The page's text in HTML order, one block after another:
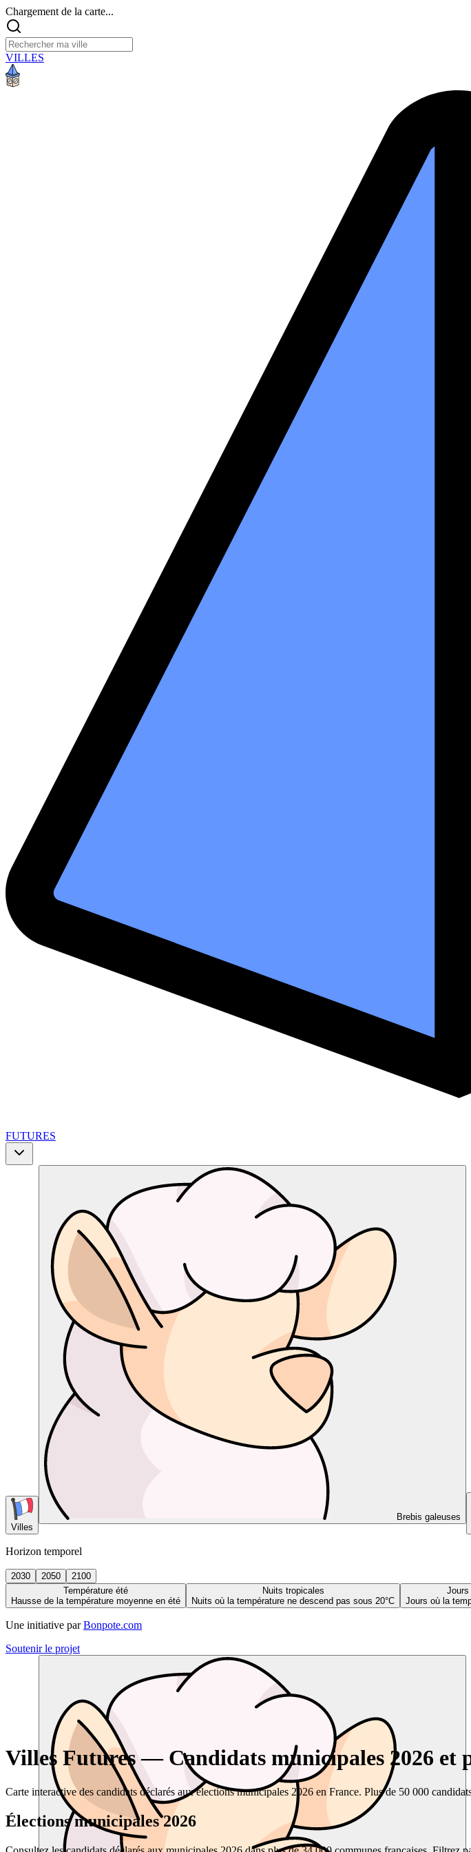
Chargement de la carte...
VILLES
FUTURES
Villes
Brebis galeuses
Horizon temporel
2030 2050
2100
Température été
Hausse de la température moyenne en été
Nuits tropicales
Nuits où la température ne descend pas sous 20°C
Jours
Jours où la
Une initiative par Bonpote.com
Soutenir le projet
Villes Futures — Candidats municipales 2026 et
Carte interactive des candidats déclarés aux élections municipales 2026 en France. Plus de 50 000
Élections municipales 2026